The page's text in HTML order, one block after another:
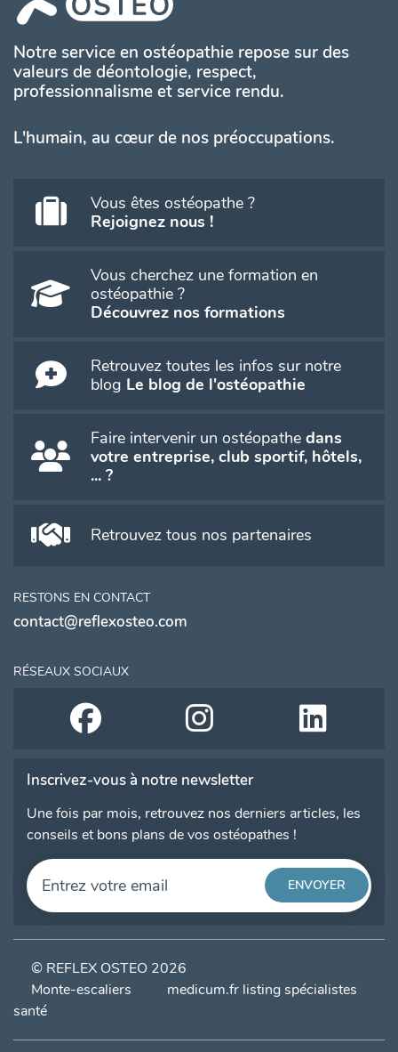
Notre service en ostéopathie repose sur des
valeurs de déontologie, respect,
professionnalisme et service rendu.
L'humain, au cœur de nos préoccupations.
Vous êtes ostéopathe ?
Rejoignez nous !
Vous cherchez une formation en
ostéopathie ?
Découvrez nos formations
Retrouvez toutes les infos sur notre
blog Le blog de l'ostéopathie
Faire intervenir un ostéopathe dans
votre entreprise, club sportif, hôtels,
... ?
Retrouvez tous nos partenaires
RESTONS EN CONTACT
contact@reflexosteo.com
RÉSEAUX SOCIAUX
Inscrivez-vous à notre newsletter
Une fois par mois, retrouvez nos derniers articles, les
conseils et bons plans de vos ostéopathes !
© REFLEX OSTEO 2026
Monte-escaliers
medicum.fr listing spécialistes
santé